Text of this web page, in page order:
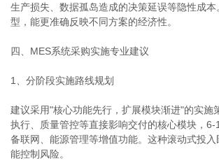
生产损失、数据孤岛造成的决策延误等隐性成
型，能更准确反映不同方案的经济性。
四、MES系统采购实施专业建议
1、分阶段实施路线规划
建议采用"核心功能先行，扩展模块渐进"的实施
执行、质量管控等直接影响交付的核心模块，
备联网、能源管理等增值功能。这种滚动式投入
能控制风险。